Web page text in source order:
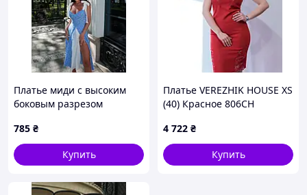
Платье миди с высоким
боковым разрезом
785 ₴
Купить
Платье VEREZHIK HOUSE XS
(40) Красное 806CH
4 722 ₴
Купить